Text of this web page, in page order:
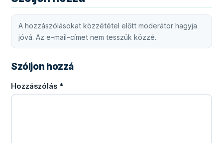
A hozzászólásokat közzététel előtt moderátor hagyja
jóvá. Az e-mail-címet nem tesszük közzé.
Szóljon hozzá
Hozzászólás *